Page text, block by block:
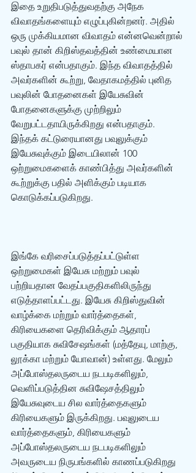
இதை உறுதிபடுத்துவதற்கு அநேக
விவாதங்களையும் எழுப்புகின்றனர். அதில்
ஒரு முக்கியமான விவாதம் என்னவென்றால்
பவுல் தான் கிறிஸ்தவத்தின் உண்மையான
ஸ்தாபகர் என்பதாகும். இந்த விவாதத்தில்
அவர்களின் கூற்று, வேதாகமத்தில் புனித
பவுலின் போதனைகள் இயேசுவின்
போதனைகளுக்கு முற்றிலும்
வேறுபட்டதாயிருக்கிறது என்பதாகும்.
இந்தக் கட்டுரையானது பவுலுக்கும்
இயேசுவுக்கும் இடையிலான் 100
ஒற்றுமைகளைக் காண்பித்து அவர்களின்
கூற்றுக்கு பதில் அளிக்கும் படியாக
கொடுக்கப்படுகிறது.
இங்கே வரிசைப்படுத்தப்பட்டுள்ள
ஒற்றுமைகள் இயேசு மற்றும் பவுல்
பற்றியதான வேதப்பகுதிகளிலிருந்து
எடுத்தாளப்பட்டது. இயேசு கிறிஸ்துவின்
வாழ்க்கை மற்றும் வார்த்தைகள்,
கிரியைகளை தெரிவிக்கும் ஆதாரப்
பகுதியாக சுவிசேஷங்கள் (மத்தேயு, மாற்கு,
லூக்கா மற்றும் யோவான்) உள்ளது. மேலும்
அப்போஸ்தலருடைய நடபடிகளிலும்,
வெளிப்படுத்தின சுவிஷேசத்திலும்
இயேசுவுடைய சில வார்த்தைகளும்
கிரியைகளும் இருக்கிறது. பவுலுடைய
வார்த்தைகளும், கிரியைகளும்
அப்போஸ்தலருடைய நடபடிகளிலும்
அவருடைய நிருபங்களில் காணப்படுகிறது